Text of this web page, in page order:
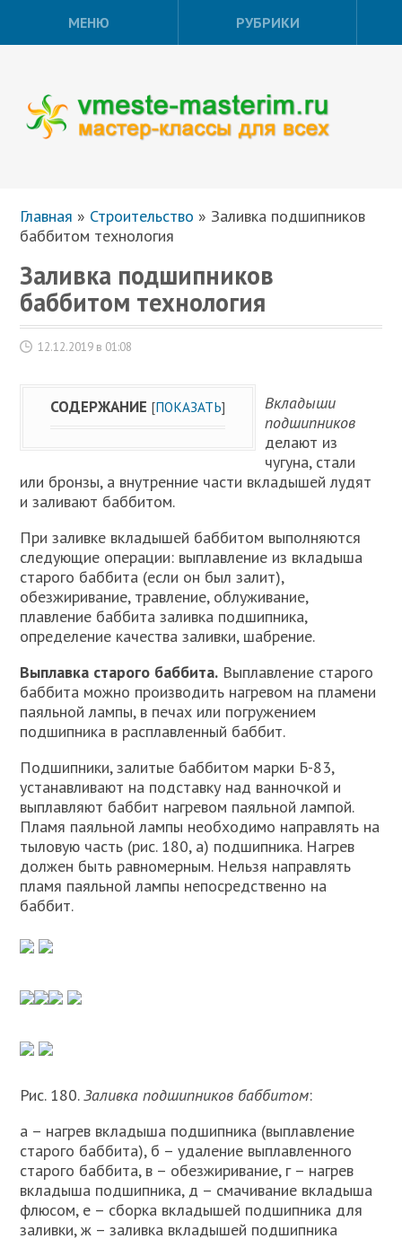
МЕНЮ РУБРИКИ
Главная » Строительство » Заливка подшипников
баббитом технология
Заливка подшипников
баббитом технология
12.12.2019 в 01:08
СОДЕРЖАНИЕ [ПОКАЗАТЬ]
Вкладыши
подшипников
делают из
чугуна, стали
или бронзы, а внутренние части вкладышей лудят
и заливают баббитом.
При заливке вкладышей баббитом выполняются
следующие операции: выплавление из вкладыша
старого баббита (если он был залит),
обезжиривание, травление, облуживание,
плавление баббита заливка подшипника,
определение качества заливки, шабрение.
Выплавка старого баббита. Выплавление старого
баббита можно производить нагревом на пламени
паяльной лампы, в печах или погружением
подшипника в расплавленный баббит.
Подшипники, залитые баббитом марки Б-83,
устанавливают на подставку над ванночкой и
выплавляют баббит нагревом паяльной лампой.
Пламя паяльной лампы необходимо направлять на
тыловую часть (рис. 180, а) подшипника. Нагрев
должен быть равномерным. Нельзя направлять
пламя паяльной лампы непосредственно на
баббит.
Рис. 180.Заливка подшипников баббитом:
а – нагрев вкладыша подшипника (выплавление
старого баббита), б – удаление выплавленного
старого баббита, в – обезжиривание, г – нагрев
вкладыша подшипника, д – смачивание вкладыша
флюсом, е – сборка вкладышей подшипника для
заливки, ж – заливка вкладышей подшипника